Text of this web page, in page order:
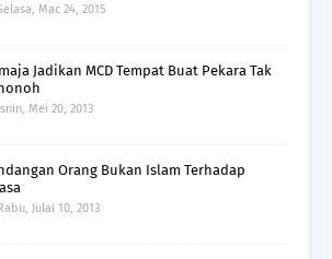
Mac 24, 2015
Jadikan MCD Tempat Buat Pekara Tak
Mei 20, 2013
Orang Bukan Islam Terhadap
Julai 10, 2013